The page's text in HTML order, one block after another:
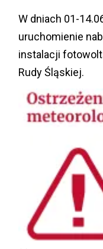
W dniach 01-
uruchomienie
instalacji
Rudy Śląskiej.